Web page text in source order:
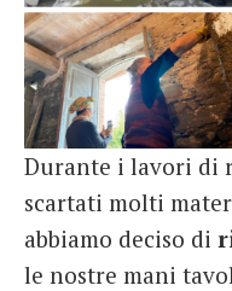
Durante i lavori di
scartati molti
abbiamo deciso di
le nostre mani